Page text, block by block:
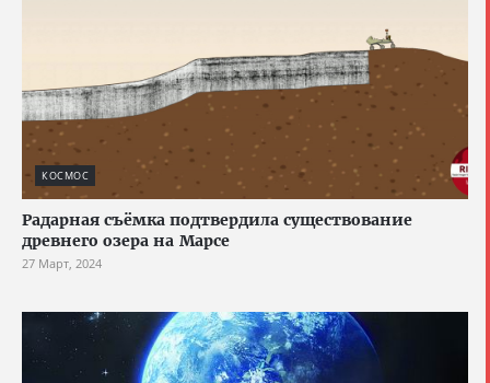
КОСМОС
Радарная съёмка подтвердила существование
древнего озера на Марсе
27 Март, 2024